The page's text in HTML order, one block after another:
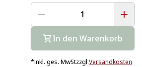
In den Warenkorb
*inkl. ges. MwStzzgl.Versandkosten